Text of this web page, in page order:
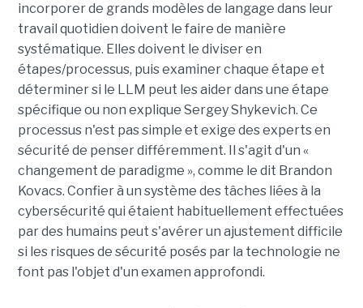
incorporer de grands modèles de langage dans leur
travail quotidien doivent le faire de manière
systématique. Elles doivent le diviser en
étapes/processus, puis examiner chaque étape et
déterminer si le LLM peut les aider dans une étape
spécifique ou non explique Sergey Shykevich. Ce
processus n'est pas simple et exige des experts en
sécurité de penser différemment. Il s'agit d'un «
changement de paradigme », comme le dit Brandon
Kovacs. Confier à un système des tâches liées à la
cybersécurité qui étaient habituellement effectuées
par des humains peut s'avérer un ajustement difficile
si les risques de sécurité posés par la technologie ne
font pas l'objet d'un examen approfondi.